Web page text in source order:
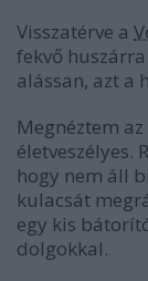
Visszatérve a
fekvő
alássan, azt a
Megnéztem
életveszélyes.
hogy nem áll
kulacsát
egy kis
dolgokkal.